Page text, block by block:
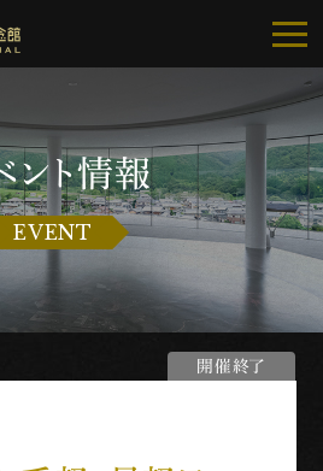
ント情報
EVENT
開催終了